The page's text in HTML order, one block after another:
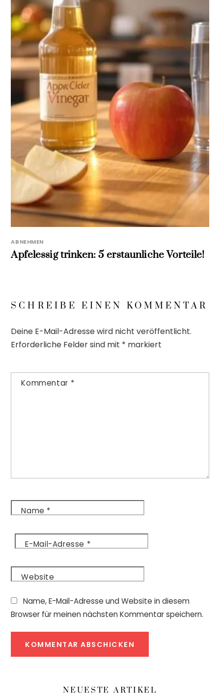
ABNEHMEN
Apfelessig trinken: 5 erstaunliche Vorteile!
SCHREIBE EINEN KOMMENTAR
Deine E-Mail-Adresse wird nicht veröffentlicht.
Erforderliche Felder sind mit * markiert
Kommentar *
Name *
E-Mail-Adresse *
Website
Name, E-Mail-Adresse und Website in diesem
Browser für meinen nächsten Kommentar speichern.
NEUESTE ARTIKEL